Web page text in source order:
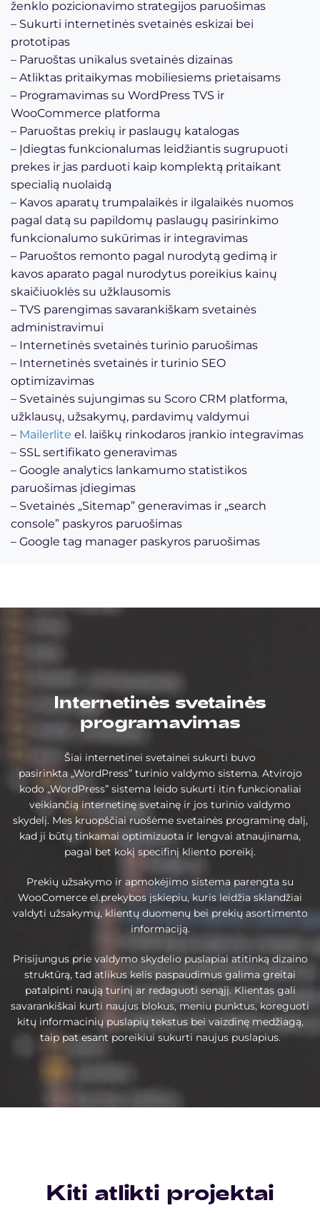
ženklo pozicionavimo strategijos paruošimas
– Sukurti internetinės svetainės eskizai bei
prototipas
– Paruoštas unikalus svetainės dizainas
– Atliktas pritaikymas mobiliesiems prietaisams
– Programavimas su WordPress TVS ir
WooCommerce platforma
– Paruoštas prekių ir paslaugų katalogas
– Įdiegtas funkcionalumas leidžiantis sugrupuoti
prekes ir jas parduoti kaip komplektą pritaikant
specialią nuolaidą
– Kavos aparatų trumpalaikės ir ilgalaikės nuomos
pagal datą su papildomų paslaugų pasirinkimo
funkcionalumo sukūrimas ir integravimas
– Paruoštos remonto pagal nurodytą gedimą ir
kavos aparato pagal nurodytus poreikius kainų
skaičiuoklės su užklausomis
– TVS parengimas savarankiškam svetainės
administravimui
– Internetinės svetainės turinio paruošimas
– Internetinės svetainės ir turinio SEO
optimizavimas
– Svetainės sujungimas su Scoro CRM platforma,
užklausų, užsakymų, pardavimų valdymui
– Mailerlite el. laiškų rinkodaros įrankio integravimas
– SSL sertifikato generavimas
– Google analytics lankamumo statistikos
paruošimas įdiegimas
– Svetainės „Sitemap” generavimas ir „search
console” paskyros paruošimas
– Google tag manager paskyros paruošimas
Internetinės svetainės
programavimas
Šiai internetinei svetainei sukurti buvo
pasirinkta „WordPress” turinio valdymo sistema. Atvirojo
kodo „WordPress” sistema leido sukurti itin funkcionaliai
veikiančią internetinę svetainę ir jos turinio valdymo
skydelį. Mes kruopščiai ruošėme svetainės programinę dalį,
kad ji būtų tinkamai optimizuota ir lengvai atnaujinama,
pagal bet kokį specifinį kliento poreikį.
Prekių užsakymo ir apmokėjimo sistema parengta su
WooComerce el.prekybos įskiepiu, kuris leidžia sklandžiai
valdyti užsakymų, klientų duomenų bei prekių asortimento
informaciją.
Prisijungus prie valdymo skydelio puslapiai atitinką dizaino
struktūrą, tad atlikus kelis paspaudimus galima greitai
patalpinti naują turinį ar redaguoti senąjį. Klientas gali
savarankiškai kurti naujus blokus, meniu punktus, koreguoti
kitų informacinių puslapių tekstus bei vaizdinę medžiagą,
taip pat esant poreikiui sukurti naujus puslapius.
Kiti atlikti projektai